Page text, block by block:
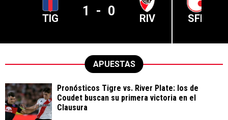
TIG 1 - 0 RIV SFE
APUESTAS
Pronósticos Tigre vs. River Plate: los de
Coudet buscan su primera victoria en el
Clausura